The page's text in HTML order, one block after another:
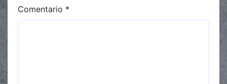
Comentario *